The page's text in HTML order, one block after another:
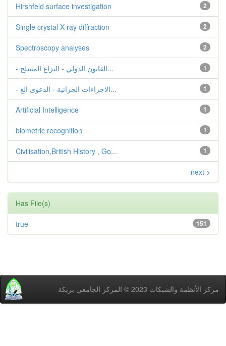
2
Hirshfeld surface investigation
2
Single crystal X-ray diffraction
2
Spectroscopy analyses
1 - القانون الدولي - النزاع المسلح...
1 - الاجراءات الجزائية - الدعوى الع...
1
Artificial Intelligence
1
biometric recognition
1
Civilisation,British History , Go...
next >
Has File(s)
151
true